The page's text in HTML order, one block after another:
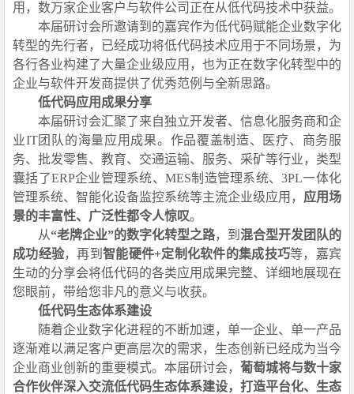
用，数万家企业客户与软件公司正在从低代码技术中获益。
本届研讨会所邀请到的嘉宾作为低代码赋能企业数字化
转型的先行者， 已经成功将低代码技术应用于不同 场景， 为
各行各业构建了大量企业级应用 ， 也为正在数字化转型中的
企业与软件开发商提供了优秀范例 与全新思路。
低代码应用成果分享
本届研讨会汇聚了来自独立开发者、 信息化服务商和企
业IT团队的海量应用 成果。 作品覆盖制造、医疗、商务服
务、批发零售、教育、交通运输、服务、采矿等行业，类型
囊括了ERP企业管理系统、MES制造管理系统、3PL一体化
管理系统、智能化设备监控系统等主流企业级应用， 应用场
景的丰富性、广泛性都令人惊叹。
从“老牌企业”的数字化转型之路，到 混合型开发团队的
成功经验，再到 智能硬件+定制化软件的集成技巧等， 嘉宾
生动的分享会将低代码的各类应用成果完整、详细地展现在
您眼前，带给您非凡的意义与收获。
低代码生态体系建设
随着企业数字化进程的不断加速，单一企业、单一产品
逐渐难以满足客户更高层次的需求，生态创新已经成为当今
企业商业创新的重要模式。 本届研讨会， 葡萄城将与数十家
合作伙伴深入交流低代码生态体系建设，打造平台化、生态